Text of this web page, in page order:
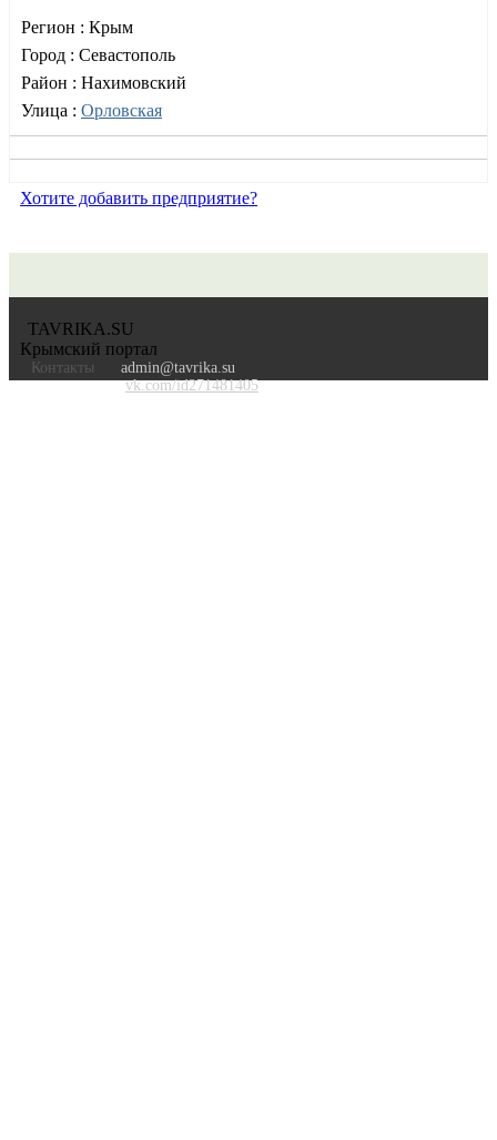
Регион : Крым
Город : Севастополь
Район : Нахимовский
Улица : Орловская
Хотите добавить предприятие?
TAVRIKA.SU
Крымский портал
Контакты
admin@tavrika.su
vk.com/id271481405